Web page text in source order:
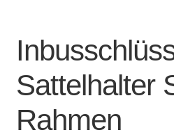
Sattelhalter
Rahmen